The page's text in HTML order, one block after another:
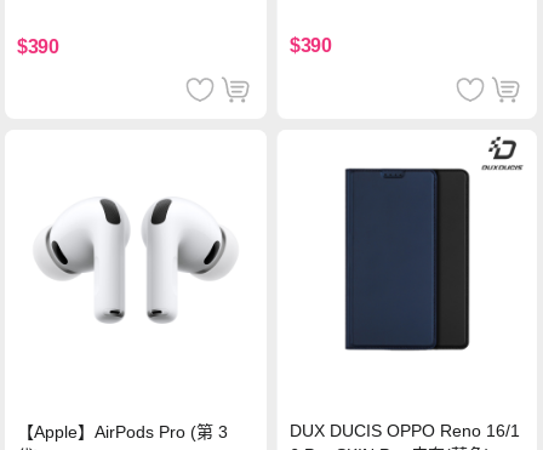
$390 $390
【Apple】AirPods Pro (第 3
DUX DUCIS OPPO Reno 16/1